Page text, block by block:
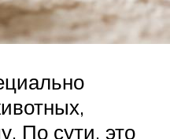
По сути, это